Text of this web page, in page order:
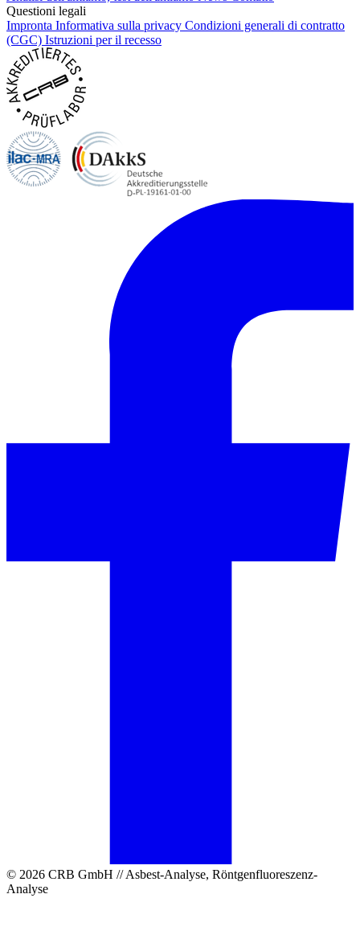
Questioni legali
Impronta Informativa sulla privacy Condizioni generali di contratto
(CGC) Istruzioni per il recesso
© 2026 CRB GmbH // Asbest-Analyse, Röntgenfluoreszenz-
Analyse